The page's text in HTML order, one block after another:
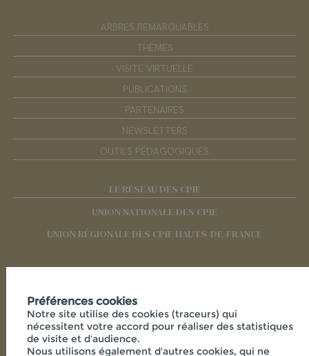
ARBRES REMARQUABLES
THÈMES
VISITE VIRTUELLE
PUBLICATIONS
PARTENAIRES
NEWSLETTERS
OUTILS PÉDAGOGIQUES
LE RÉSEAU DES CPIE
UNION NATIONALE DES CPIE
UNION RÉGIONALE DES CPIE HAUTS-DE-FRANCE
Préférences cookies
Notre site utilise des cookies (traceurs) qui
nécessitent votre accord pour réaliser des statistiques
de visite et d'audience.
Nous utilisons également d'autres cookies, qui ne